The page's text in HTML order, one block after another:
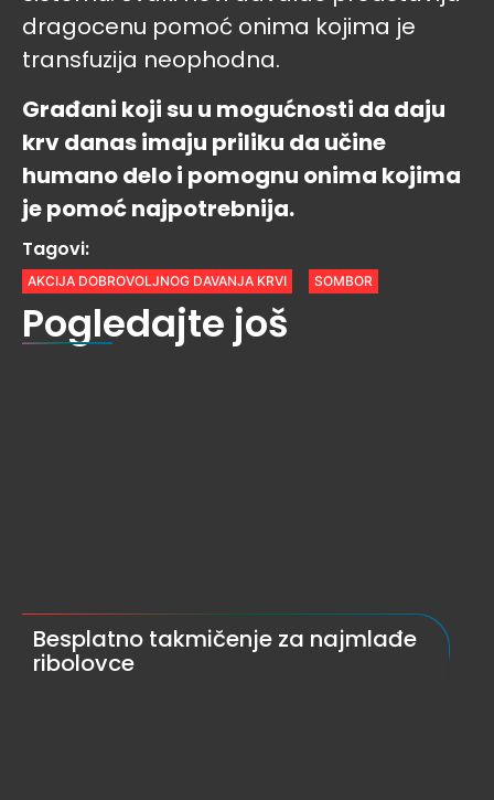
dragocenu pomoć onima kojima je
transfuzija neophodna.
Građani koji su u mogućnosti da daju
krv danas imaju priliku da učine
humano delo i pomognu onima kojima
je pomoć najpotrebnija.
Tagovi:
AKCIJA DOBROVOLJNOG DAVANJA KRVI SOMBOR
Pogledajte još
Besplatno takmičenje za najmlađe
ribolovce